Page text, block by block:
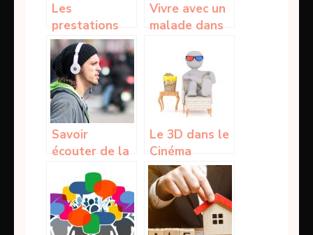
Les
prestations
de l’assurance
vie :
Contribution
et paiement
Vivre avec un
malade dans
Savoir
écouter de la
musique dans
le casque
Le 3D dans le
Cinéma